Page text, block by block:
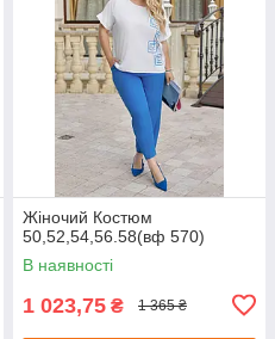
Жіночий Костюм
50,52,54,56.58(вф 570)
В наявності
1 023,75 ₴ 1 365 ₴